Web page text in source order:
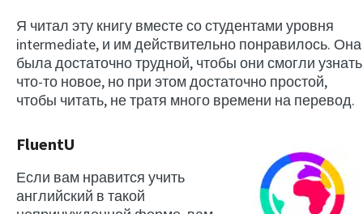
Я читал эту книгу вместе со студентами уровня
intermediate, и им действительно понравилось. Она
была достаточно трудной, чтобы они смогли узнать
что-то новое, но при этом достаточно простой,
чтобы читать, не тратя много времени на перевод.
FluentU
Если вам нравится учить
английский в такой